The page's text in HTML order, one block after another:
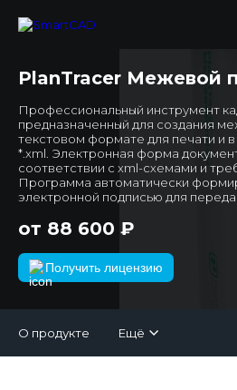
PlanTracer Межевой
Профессиональный инструмент
предназначенный для создания
текстовом формате для печати и
*.xml. Электронная форма
соответствии с xml-схемами и
Программа автоматически
электронной подписью для
от 88 600 ₽
Получить лицензию
О продукте Ещё